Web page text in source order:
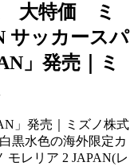
大特価 ミ
サッカースパ
」発売｜ミ
」発売｜ミズノ株式
黒水色の海外限定カ
モレリア 2 JAPAN(レ